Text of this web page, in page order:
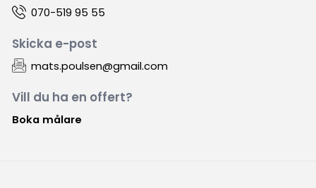
070-519 95 55
Skicka e-post
mats.poulsen@gmail.com
Vill du ha en offert?
Boka målare